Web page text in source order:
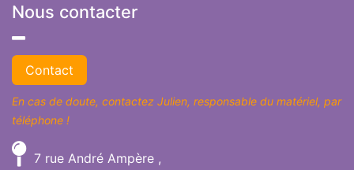
Nous contacter
​Contact
En cas de doute, contactez Julien, responsable du matériel, par
téléphone !
7 rue André Ampère ,